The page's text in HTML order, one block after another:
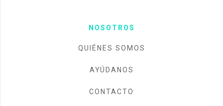
NOSOTROS
QUIÉNES SOMOS
AYÚDANOS
CONTACTO